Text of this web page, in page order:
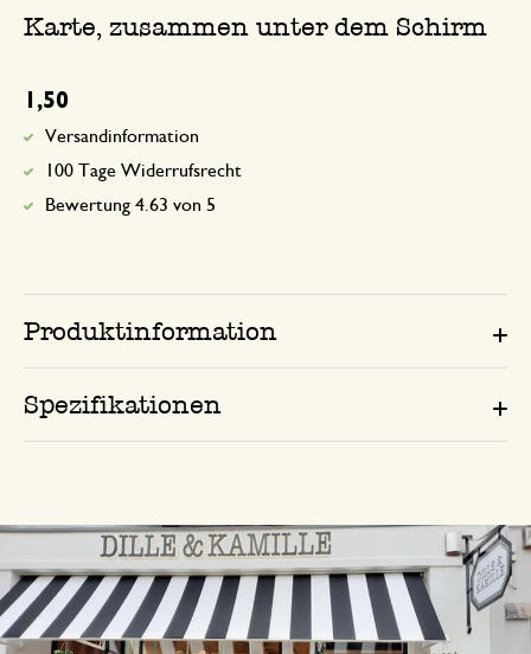
Karte, zusammen unter dem Schirm
1,50
Versandinformation
100 Tage Widerrufsrecht
Bewertung 4.63 von 5
Produktinformation
Spezifikationen